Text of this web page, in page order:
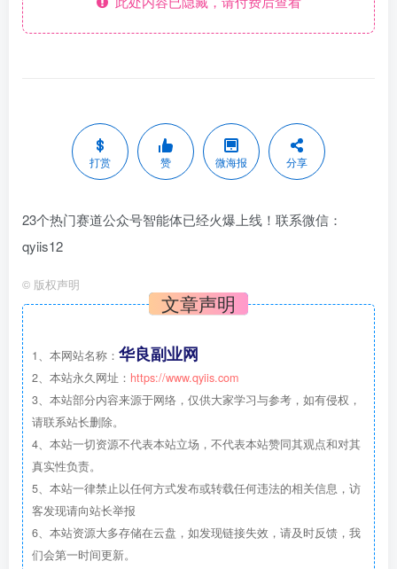
打赏 赞 微海报 分享
23个热门赛道公众号智能体已经火爆上线！联系微信：
qyiis12
© 版权声明
文章声明
1、本网站名称： 华良副业网
2、本站永久网址： https://www.qyiis.com
3、本站部分内容来源于网络，仅供大家学习与参考，如有侵权，
请联系站长删除。
4、本站一切资源不代表本站立场，不代表本站赞同其观点和对其
真实性负责。
5、本站一律禁止以任何方式发布或转载任何违法的相关信息，访
客发现请向站长举报
6、本站资源大多存储在云盘，如发现链接失效，请及时反馈，我
们会第一时间更新。